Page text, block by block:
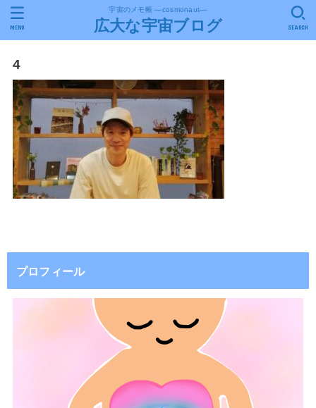
宇宙のメモ帳 ―cosmonaut―
広大な宇宙ブログ SEARCH
MENU
4
プロフィール